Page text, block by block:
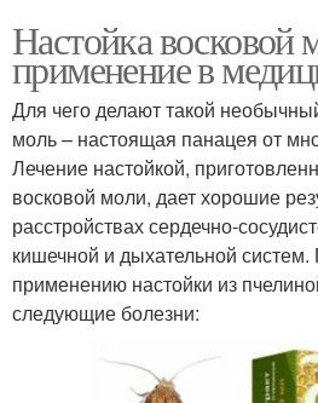
Настойка восковой
применение в
Для чего делают такой
моль – настоящая панацея от
Лечение настойкой,
восковой моли, дает хорошие
расстройствах сердечно-
кишечной и дыхательной
применению настойки из
следующие болезни: